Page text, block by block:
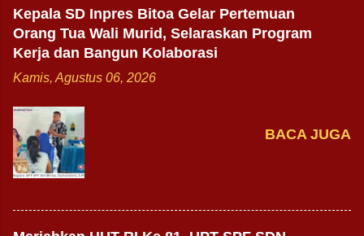
Kepala SD Inpres Bitoa Gelar Pertemuan
Orang Tua Wali Murid, Selaraskan Program
Kerja dan Bangun Kolaborasi
Kamis, Agustus 06, 2026
BACA JUGA